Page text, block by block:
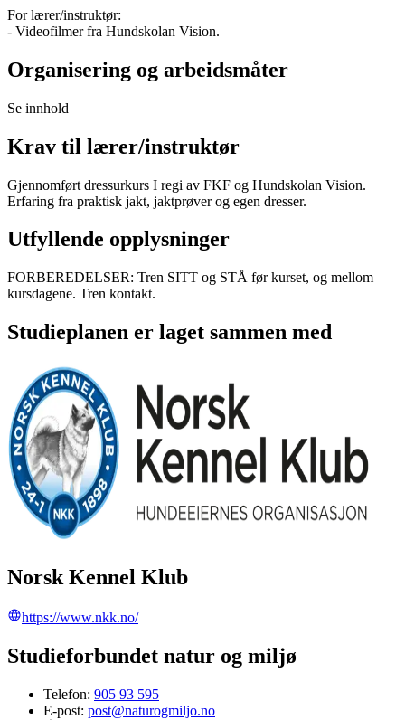
For lærer/instruktør:
- Videofilmer fra Hundskolan Vision.
Organisering og arbeidsmåter
Se innhold
Krav til lærer/instruktør
Gjennomført dressurkurs I regi av FKF og Hundskolan Vision.
Erfaring fra praktisk jakt, jaktprøver og egen dresser.
Utfyllende opplysninger
FORBEREDELSER: Tren SITT og STÅ før kurset, og mellom
kursdagene. Tren kontakt.
Studieplanen er laget sammen med
Norsk Kennel Klub
https://www.nkk.no/
Studieforbundet natur og miljø
Telefon: 905 93 595
E-post: post@naturogmiljo.no